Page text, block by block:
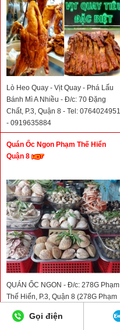
Lò Heo Quay - Vịt Quay - Phá Lấu
Bánh Mì A Nhiều - Đ/c: 70 Đặng
Chất, P.3, Quận 8 - Tel: 0764024951
- 0919635884
Quán Ốc Ngon Phạm Thế Hiển
Quận 8
QUÁN ỐC NGON - Đ/c: 278G Phạm
Thế Hiển, P.3, Quận 8 (278G Phạm
- Tel: 0908850353
Gọi điện